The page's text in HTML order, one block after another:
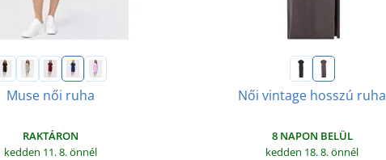
Muse női ruha
RAKTÁRON
kedden 11. 8.önnél
Női vintage hosszú ruha
8 NAPON BELÜL
kedden 18. 8.önnél